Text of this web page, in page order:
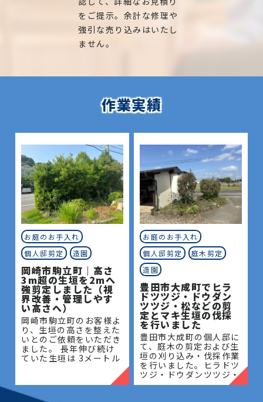
をご提示。余計な修理や
強引な売り込みはいたし
ません。
作業実績
お庭のお手入れ
個人邸剪定
造園
岡崎市駒立町｜高さ
3m超の生垣を2mへ
強剪定しました（視
界改善・管理しやす
い高さへ）
岡崎市駒立町のお客様よ
り、生垣の高さを整えた
いとのご依頼をいただき
ました。 長年伸び続け
ていた生垣は 3メートル
り、管理が難しく、日当
たりや風通しにも影響が
出ている状態でした。今
お庭のお手入れ
個人邸剪定
庭木剪定
造園
豊田市大成町でヒラ
ドツツジ・ドウダン
ツツジ・松などの剪
定とマキ生垣の伐採
を行いました
豊田市大成町の個人邸に
て、庭木の剪定および生
垣の刈り込み・伐採作業
を行いました。ヒラドツ
ツジ・ドウダンツツジ・
マキの生垣、松、キンモ